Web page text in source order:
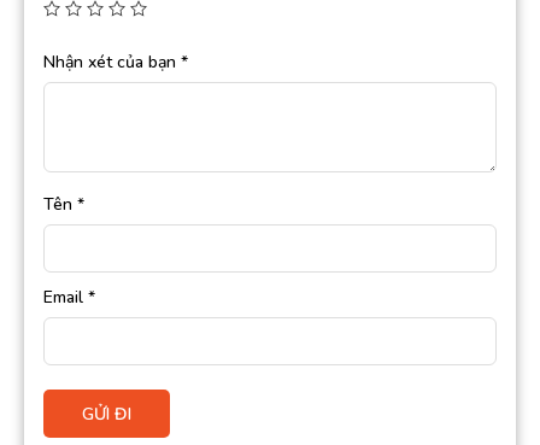
Nhận xét của bạn *
Tên *
Email *